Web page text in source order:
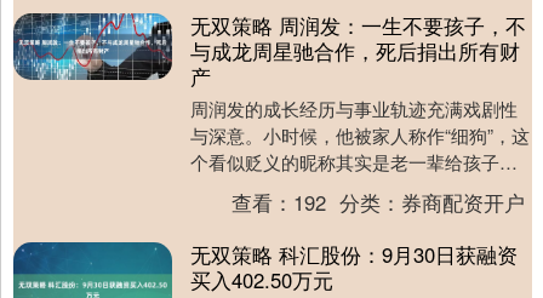
无双策略 周润发：一生不要孩子，不
与成龙周星驰合作，死后捐出所有财
产
周润发的成长经历与事业轨迹充满戏剧性
与深意。小时候，他被家人称作“细狗”，这
个看似贬义的昵称其实是老一辈给孩子起
的好养活的名字。父亲早逝，母亲独自一
人将他和兄弟....
查看： 192 分类： 券商配资开户
无双策略 科汇股份：9月30日获融资
买入402.50万元